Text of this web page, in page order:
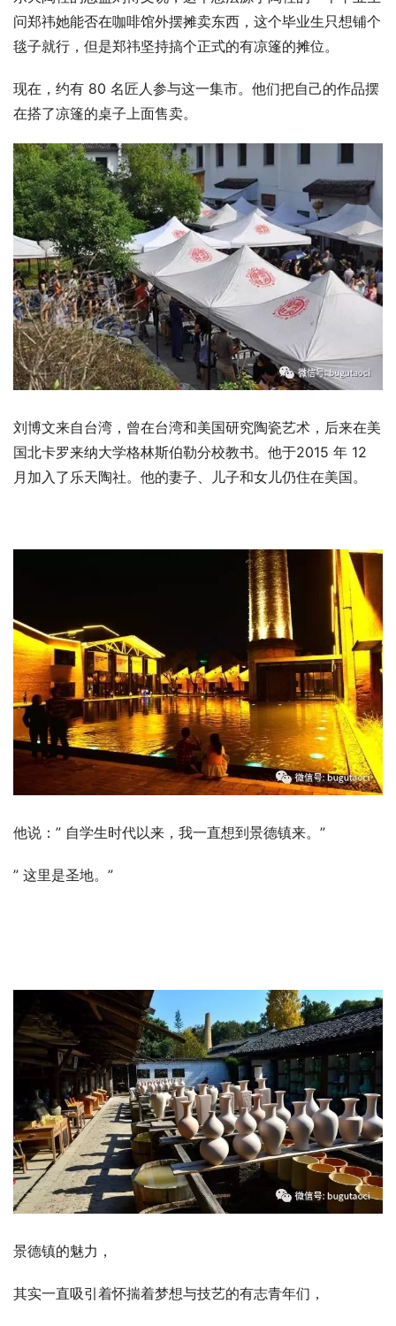
问郑祎她能否在咖啡馆外摆摊卖东西，这个毕业生只想铺个
毯子就行，但是郑祎坚持搞个正式的有凉篷的摊位。
现在，约有 80 名匠人参与这一集市。他们把自己的作品摆
在搭了凉篷的桌子上面售卖。
刘博文来自台湾，曾在台湾和美国研究陶瓷艺术，后来在美
国北卡罗来纳大学格林斯伯勒分校教书。他于2015 年 12
月加入了乐天陶社。他的妻子、儿子和女儿仍住在美国。
他说：” 自学生时代以来，我一直想到景德镇来。”
” 这里是圣地。”
景德镇的魅力，
其实一直吸引着怀揣着梦想与技艺的有志青年们，